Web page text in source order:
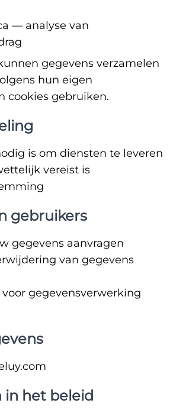
— analyse van
gegevens verzamelen
hun eigen
cookies gebruiken.
is om diensten te leveren
vereist is
gebruikers
gegevens aanvragen
van gegevens
gegevensverwerking
het beleid